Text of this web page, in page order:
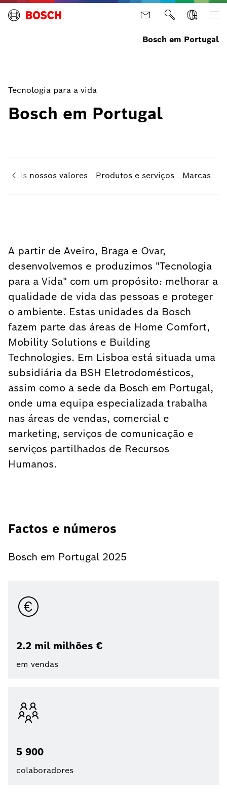
Bosch em Portugal
Tecnologia para a vida
Bosch em Portugal
Os nossos valores Produtos e serviços Marcas
A partir de Aveiro, Braga e Ovar,
desenvolvemos e produzimos "Tecnologia
para a Vida"​ com um propósito: melhorar a
qualidade de vida das pessoas e proteger
o ambiente. Estas unidades da Bosch
fazem parte das áreas de Home Comfort,
Mobility Solutions e Building
Technologies. Em Lisboa está situada uma
subsidiária da BSH Eletrodomésticos,
assim como a sede da Bosch em Portugal,
onde uma equipa especializada trabalha
nas áreas de vendas, comercial e
marketing, serviços de comunicação e
serviços partilhados de Recursos
Humanos.
Factos e números
Bosch em Portugal 2025
2.2 mil milhões €
em vendas
5 900
colaboradores